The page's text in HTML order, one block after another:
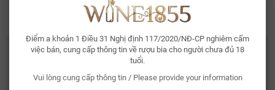
Điểm a khoản 1 Điều 31 Nghị định 117/2020/NĐ-CP nghiêm cấm
việc bán, cung cấp thông tin về rượu bia cho người chưa đủ 18
tuổi.
Vui lòng cung cấp thông tin / Please provide your information
CÓ THỂ BẠN THÍCH
Whisky Glenallachie 13 Year Of The Horse 2026